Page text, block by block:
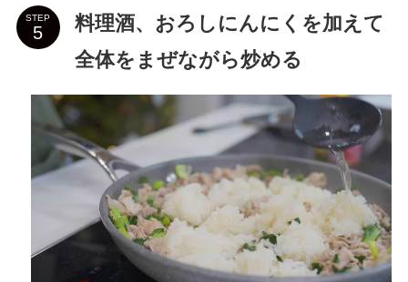
STEP
料理酒、おろしにんにくを加えて
全体をまぜながら炒める